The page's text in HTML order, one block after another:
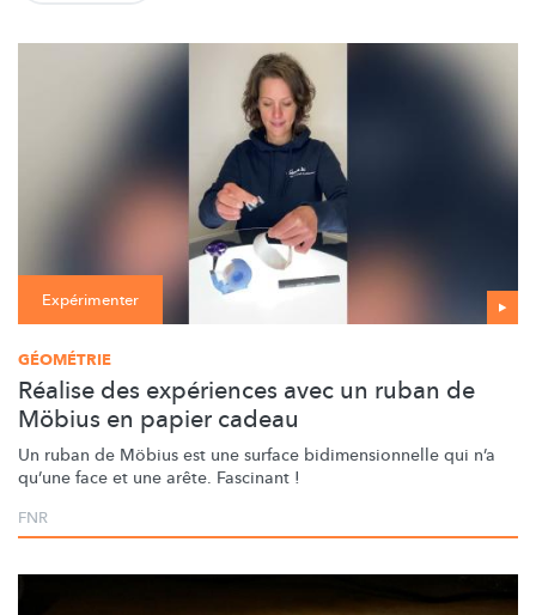
Expérimenter
GÉOMÉTRIE
Réalise des expériences avec un ruban de
Möbius en papier cadeau
Un ruban de Möbius est une surface bidimensionnelle qui n’a
qu’une face et une arête. Fascinant !
FNR